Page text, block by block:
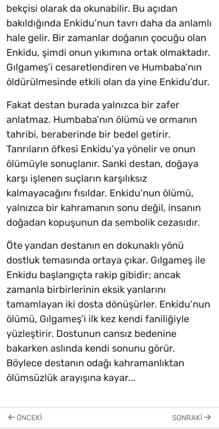
bekçisi olarak da okunabilir. Bu açıdan
bakıldığında Enkidu’nun tavrı daha da anlamlı
hale gelir. Bir zamanlar doğanın çocuğu olan
Enkidu, şimdi onun yıkımına ortak olmaktadır.
Gılgameş’i cesaretlendiren ve Humbaba’nın
öldürülmesinde etkili olan da yine Enkidu’dur.
Fakat destan burada yalnızca bir zafer
anlatmaz. Humbaba’nın ölümü ve ormanın
tahribi, beraberinde bir bedel getirir.
Tanrıların öfkesi Enkidu’ya yönelir ve onun
ölümüyle sonuçlanır. Sanki destan, doğaya
karşı işlenen suçların karşılıksız
kalmayacağını fısıldar. Enkidu’nun ölümü,
yalnızca bir kahramanın sonu değil, insanın
doğadan kopuşunun da sembolik cezasıdır.
Öte yandan destanın en dokunaklı yönü
dostluk temasında ortaya çıkar. Gılgameş ile
Enkidu başlangıçta rakip gibidir; ancak
zamanla birbirlerinin eksik yanlarını
tamamlayan iki dosta dönüşürler. Enkidu’nun
ölümü, Gılgameş’i ilk kez kendi faniliğiyle
yüzleştirir. Dostunun cansız bedenine
bakarken aslında kendi sonunu görür.
Böylece destanın odağı kahramanlıktan
ölümsüzlük arayışına kayar...
ÖNCEKI SONRAKI